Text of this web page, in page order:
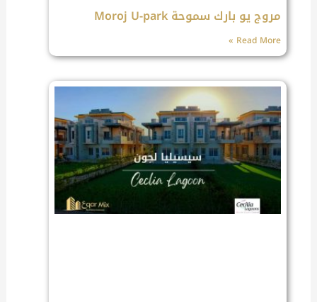
مروج يو بارك سموحة Moroj U-park
Read More »